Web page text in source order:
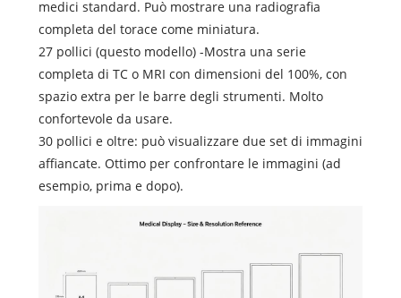
medici standard. Può mostrare una radiografia
completa del torace come miniatura.
27 pollici (questo modello) -Mostra una serie
completa di TC o MRI con dimensioni del 100%, con
spazio extra per le barre degli strumenti. Molto
confortevole da usare.
30 pollici e oltre: può visualizzare due set di immagini
affiancate. Ottimo per confrontare le immagini (ad
esempio, prima e dopo).